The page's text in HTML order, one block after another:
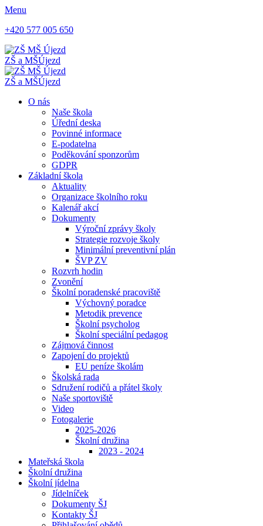
Menu
+420 577 005 650
ZŠ a MŠÚjezd
ZŠ a MŠÚjezd
O nás
Naše škola
Úřední deska
Povinné informace
E-podatelna
Poděkování sponzorům
GDPR
Základní škola
Aktuality
Organizace školního roku
Kalenář akcí
Dokumenty
Výroční zprávy školy
Strategie rozvoje školy
Minimální preventivní plán
ŠVP ZV
Rozvrh hodin
Zvonění
Školní poradenské pracoviště
Výchovný poradce
Metodik prevence
Školní psycholog
Školní speciální pedagog
Zájmová činnost
Zapojení do projektů
EU peníze školám
Školská rada
Sdružení rodičů a přátel školy
Naše sportoviště
Video
Fotogalerie
2025-2026
Školní družina
2023 - 2024
Mateřská škola
Školní družina
Školní jídelna
Jídelníček
Dokumenty ŠJ
Kontakty ŠJ